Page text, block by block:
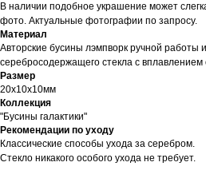
В наличии подобное украшение может
фото. Актуальные фотографии по запросу.
Материал
Авторские бусины лэмпворк ручной работы
серебросодержащего стекла с вплавлением
Размер
20х10х10мм
Коллекция
"Бусины галактики"
Рекомендации по уходу
Классические способы ухода за серебром.
Стекло никакого особого ухода не требует.